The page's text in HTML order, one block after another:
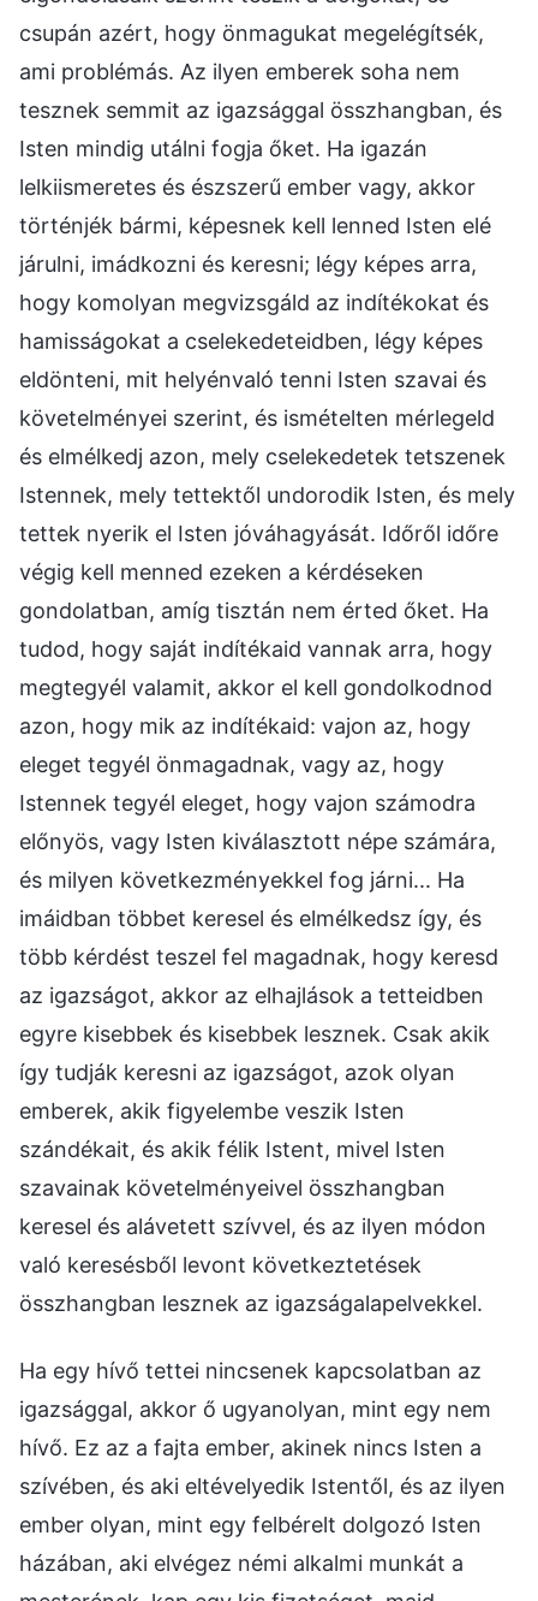
csupán azért, hogy önmagukat megelégítsék,
ami problémás. Az ilyen emberek soha nem
tesznek semmit az igazsággal összhangban, és
Isten mindig utálni fogja őket. Ha igazán
lelkiismeretes és észszerű ember vagy, akkor
történjék bármi, képesnek kell lenned Isten elé
járulni, imádkozni és keresni; légy képes arra,
hogy komolyan megvizsgáld az indítékokat és
hamisságokat a cselekedeteidben, légy képes
eldönteni, mit helyénvaló tenni Isten szavai és
követelményei szerint, és ismételten mérlegeld
és elmélkedj azon, mely cselekedetek tetszenek
Istennek, mely tettektől undorodik Isten, és mely
tettek nyerik el Isten jóváhagyását. Időről időre
végig kell menned ezeken a kérdéseken
gondolatban, amíg tisztán nem érted őket. Ha
tudod, hogy saját indítékaid vannak arra, hogy
megtegyél valamit, akkor el kell gondolkodnod
azon, hogy mik az indítékaid: vajon az, hogy
eleget tegyél önmagadnak, vagy az, hogy
Istennek tegyél eleget, hogy vajon számodra
előnyös, vagy Isten kiválasztott népe számára,
és milyen következményekkel fog járni... Ha
imáidban többet keresel és elmélkedsz így, és
több kérdést teszel fel magadnak, hogy keresd
az igazságot, akkor az elhajlások a tetteidben
egyre kisebbek és kisebbek lesznek. Csak akik
így tudják keresni az igazságot, azok olyan
emberek, akik figyelembe veszik Isten
szándékait, és akik félik Istent, mivel Isten
szavainak követelményeivel összhangban
keresel és alávetett szívvel, és az ilyen módon
való keresésből levont következtetések
összhangban lesznek az igazságalapelvekkel.
Ha egy hívő tettei nincsenek kapcsolatban az
igazsággal, akkor ő ugyanolyan, mint egy nem
hívő. Ez az a fajta ember, akinek nincs Isten a
szívében, és aki eltévelyedik Istentől, és az ilyen
ember olyan, mint egy felbérelt dolgozó Isten
házában, aki elvégez némi alkalmi munkát a